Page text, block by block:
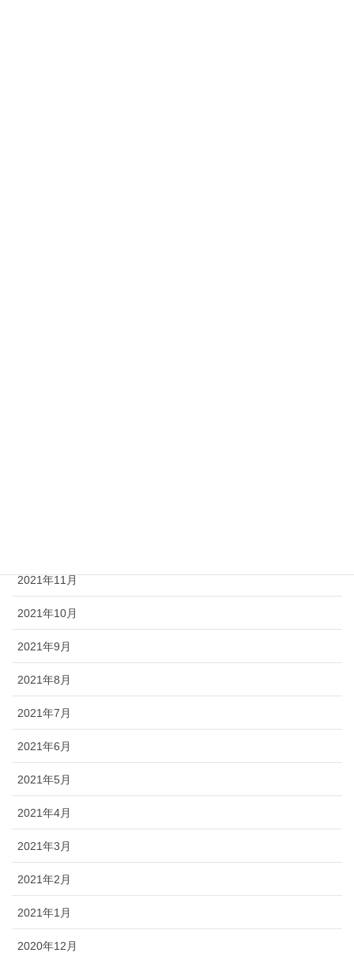
2021年11月
2021年10月
2021年9月
2021年8月
2021年7月
2021年6月
2021年5月
2021年4月
2021年3月
2021年2月
2021年1月
2020年12月